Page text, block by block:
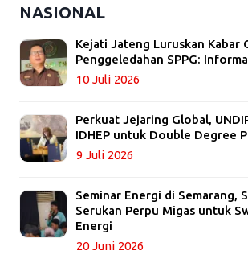
NASIONAL
Kejati Jateng Luruskan Kabar
Penggeledahan SPPG:
10 Juli 2026
Perkuat Jejaring Global,
IDHEP untuk Double Degree
9 Juli 2026
Seminar Energi di Semarang,
Serukan Perpu Migas untuk
Energi
20 Juni 2026